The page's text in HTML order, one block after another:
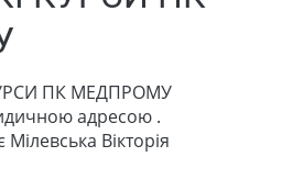
ПК МЕДПРОМУ
адресою .
Вікторія